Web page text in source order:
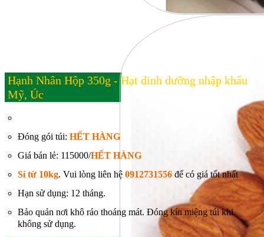
Hạnh Nhân Hộp 350g - Hạt dinh dưỡng nhập khẩu
Mỹ, Úc
Đóng gói túi: HẾT HÀNG
Giá bán lẻ: 115000/HẾT HÀNG
Sỉ từ 10kg. Vui lòng liên hệ 0912731556để có giá tốt nhất
Hạn sử dụng: 12 tháng.
Bảo quản nơi khô ráo thoáng mát. Đóng kín miệng túi khi
không sử dụng.